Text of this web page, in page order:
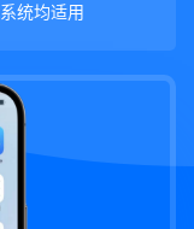
统均适用